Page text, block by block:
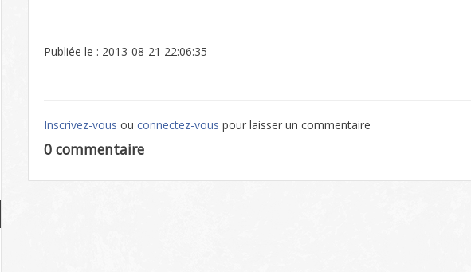
Publiée le : 2013-08-21 22:06:35
Inscrivez-vous ouconnectez-vous pour laisser un commentaire
0 commentaire